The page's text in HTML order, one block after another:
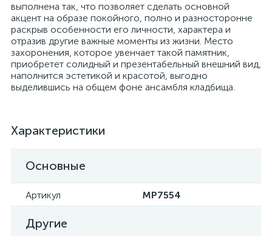
выполнена так, что позволяет сделать основной
акцент на образе покойного, полно и разносторонне
раскрыв особенности его личности, характера и
отразив другие важные моменты из жизни. Место
захоронения, которое увенчает такой памятник,
приобретет солидный и презентабельный внешний вид,
наполнится эстетикой и красотой, выгодно
выделившись на общем фоне ансамбля кладбища.
Характеристики
Основные
Артикул MP7554
Другие